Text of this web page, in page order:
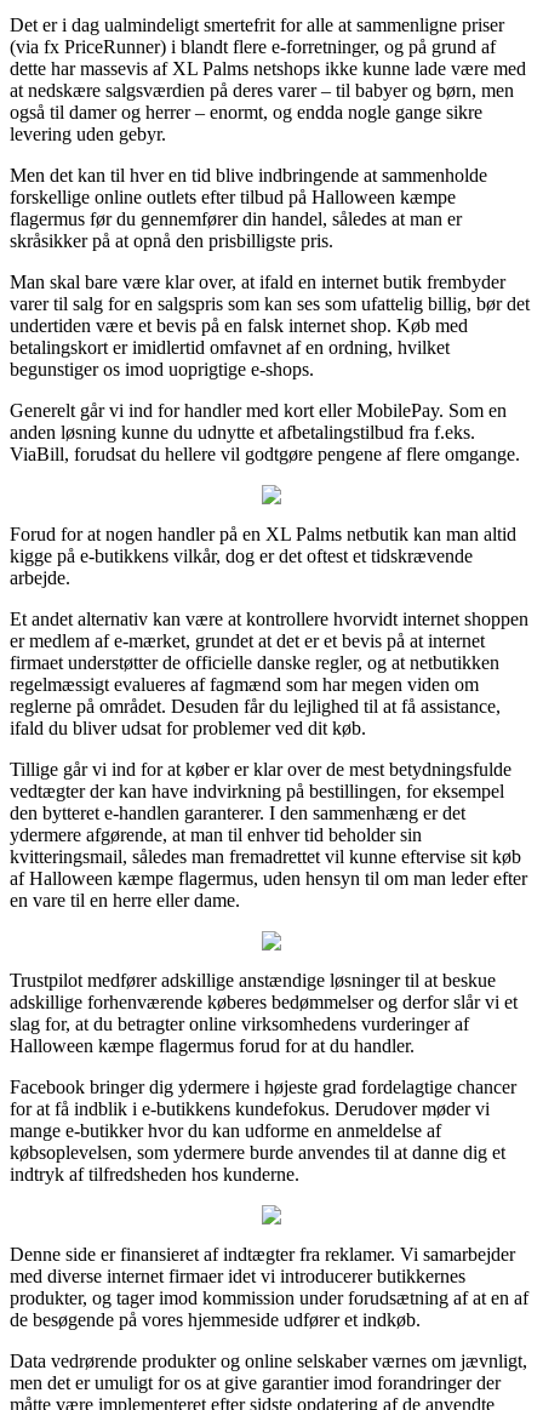
Det er i dag ualmindeligt smertefrit for alle at sammenligne priser
(via fx PriceRunner) i blandt flere e-forretninger, og på grund af
dette har massevis af XL Palms netshops ikke kunne lade være med
at nedskære salgsværdien på deres varer – til babyer og børn, men
også til damer og herrer – enormt, og endda nogle gange sikre
levering uden gebyr.
Men det kan til hver en tid blive indbringende at sammenholde
forskellige online outlets efter tilbud på Halloween kæmpe
flagermus før du gennemfører din handel, således at man er
skråsikker på at opnå den prisbilligste pris.
Man skal bare være klar over, at ifald en internet butik frembyder
varer til salg for en salgspris som kan ses som ufattelig billig, bør det
undertiden være et bevis på en falsk internet shop. Køb med
betalingskort er imidlertid omfavnet af en ordning, hvilket
begunstiger os imod uoprigtige e-shops.
Generelt går vi ind for handler med kort eller MobilePay. Som en
anden løsning kunne du udnytte et afbetalingstilbud fra f.eks.
ViaBill, forudsat du hellere vil godtgøre pengene af flere omgange.
Forud for at nogen handler på en XL Palms netbutik kan man altid
kigge på e-butikkens vilkår, dog er det oftest et tidskrævende
arbejde.
Et andet alternativ kan være at kontrollere hvorvidt internet shoppen
er medlem af e-mærket, grundet at det er et bevis på at internet
firmaet understøtter de officielle danske regler, og at netbutikken
regelmæssigt evalueres af fagmænd som har megen viden om
reglerne på området. Desuden får du lejlighed til at få assistance,
ifald du bliver udsat for problemer ved dit køb.
Tillige går vi ind for at køber er klar over de mest betydningsfulde
vedtægter der kan have indvirkning på bestillingen, for eksempel
den bytteret e-handlen garanterer. I den sammenhæng er det
ydermere afgørende, at man til enhver tid beholder sin
kvitteringsmail, således man fremadrettet vil kunne eftervise sit køb
af Halloween kæmpe flagermus, uden hensyn til om man leder efter
en vare til en herre eller dame.
Trustpilot medfører adskillige anstændige løsninger til at beskue
adskillige forhenværende køberes bedømmelser og derfor slår vi et
slag for, at du betragter online virksomhedens vurderinger af
Halloween kæmpe flagermus forud for at du handler.
Facebook bringer dig ydermere i højeste grad fordelagtige chancer
for at få indblik i e-butikkens kundefokus. Derudover møder vi
mange e-butikker hvor du kan udforme en anmeldelse af
købsoplevelsen, som ydermere burde anvendes til at danne dig et
indtryk af tilfredsheden hos kunderne.
Denne side er finansieret af indtægter fra reklamer. Vi samarbejder
med diverse internet firmaer idet vi introducerer butikkernes
produkter, og tager imod kommission under forudsætning af at en af
de besøgende på vores hjemmeside udfører et indkøb.
Data vedrørende produkter og online selskaber værnes om jævnligt,
men det er umuligt for os at give garantier imod forandringer der
måtte være implementeret efter sidste opdatering af de anvendte